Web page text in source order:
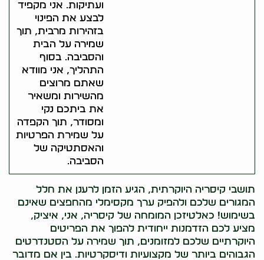
ועתיקות. אני מקפיד
לבצע את הפינוי
בזהירות מרבית, תוך
שמירה על הבית
והסביבה. בסוף
התהליך, אני מוודא
שאתם מרוצים
מהשירות ומשאיר
את ביתכם נקי
ומסודר, תוך הקפדה
על שמירת הפרטיות
והאסתטיקה של
הסביבה.
תושבי קיסריה היוקרתית, הגיע הזמן לרענן את חלל
המגורים שלכם ולהפיק ערך מקסימלי מהחפצים שאינם
בשימוש! כאלטיזכן המומחה של קיסריה, אני, איציק,
מציע לכם הזדמנות ייחודית להפוך את הפריטים
היוקרתיים שלכם למזומנים, תוך שמירה על הסטנדרטים
הגבוהים ביותר של מקצועיות ודיסקרטיות. בין אם מדובר